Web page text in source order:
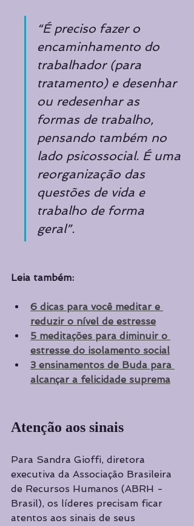
“É preciso fazer o
encaminhamento do
trabalhador (para
tratamento) e desenhar
ou redesenhar as
formas de trabalho,
pensando também no
lado psicossocial. É uma
reorganização das
questões de vida e
trabalho de forma
geral”.
Leia também:
6 dicas para você meditar e
reduzir o nível de estresse
5 meditações para diminuir o
estresse do isolamento social
3 ensinamentos de Buda para
alcançar a felicidade suprema
Atenção aos sinais
Para Sandra Gioffi, diretora
executiva da Associação Brasileira
de Recursos Humanos (ABRH -
Brasil), os líderes precisam ficar
atentos aos sinais de seus